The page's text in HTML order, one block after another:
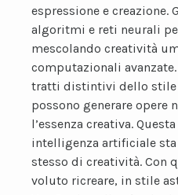
espressione e
algoritmi e reti neurali
mescolando creatività
computazionali
tratti distintivi dello stile
possono generare opere
l’essenza creativa.
intelligenza artificiale
stesso di creatività. Con
voluto ricreare, in stile